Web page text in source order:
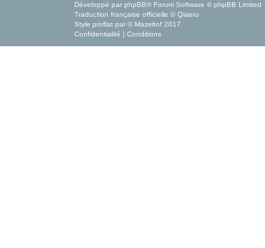
Développé par phpBB® Forum Software © phpBB Limited
Traduction française officielle © Qiaeru
Style proflat par © Mazeltof 2017
Confidentialité | Conditions